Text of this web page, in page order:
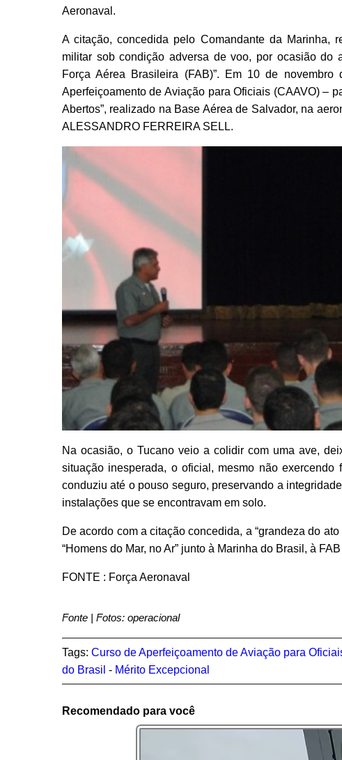
Aeronaval.
A citação, concedida pelo Comandante da Marinha,
militar sob condição adversa de voo, por ocasião do
Força Aérea Brasileira (FAB)”. Em 10 de
Aperfeiçoamento de Aviação para Oficiais (CAAVO) –
Abertos”, realizado na Base Aérea de Salvador, na
ALESSANDRO FERREIRA SELL.
Na ocasião, o Tucano veio a colidir com uma ave,
situação inesperada, o oficial, mesmo não
conduziu até o pouso seguro, preservando a
instalações que se encontravam em solo.
De acordo com a citação concedida, a “grandeza do
“Homens do Mar, no Ar” junto à Marinha do Brasil, à
FONTE : Força Aeronaval
Fonte | Fotos: operacional
Tags: Curso de Aperfeiçoamento de Aviação para
do Brasil - Mérito Excepcional
Recomendado para você